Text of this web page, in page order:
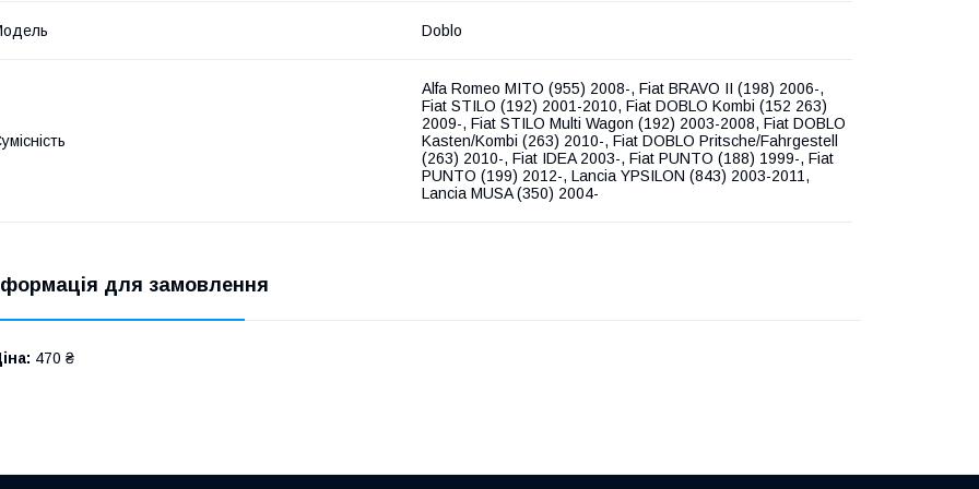
Doblo
Alfa Romeo MITO (955) 2008-, Fiat BRAVO II (198) 2006-,
Fiat STILO (192) 2001-2010, Fiat DOBLO Kombi (152 263)
2009-, Fiat STILO Multi Wagon (192) 2003-2008, Fiat DOBLO
Kasten/Kombi (263) 2010-, Fiat DOBLO Pritsche/Fahrgestell
(263) 2010-, Fiat IDEA 2003-, Fiat PUNTO (188) 1999-, Fiat
PUNTO (199) 2012-, Lancia YPSILON (843) 2003-2011,
Lancia MUSA (350) 2004-
для замовлення
470 ₴